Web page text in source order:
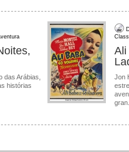
das Arábias,
histórias
Ali
Jon